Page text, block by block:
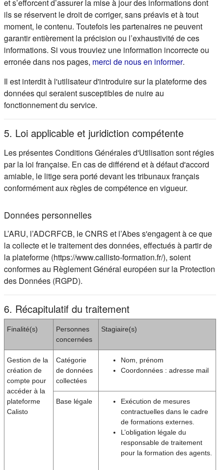
et s’efforcent d’assurer la mise à jour des informations dont
ils se réservent le droit de corriger, sans préavis et à tout
moment, le contenu. Toutefois les partenaires ne peuvent
garantir entièrement la précision ou l’exhaustivité de ces
informations. Si vous trouviez une information incorrecte ou
erronée dans nos pages, merci de nous en informer(s'ouvre
.
Il est interdit à l'utilisateur d'introduire sur la plateforme des
données qui seraient susceptibles de nuire au
fonctionnement du service.
5. Loi applicable et juridiction compétente
Les présentes Conditions Générales d'Utilisation sont régies
par la loi française. En cas de différend et à défaut d'accord
amiable, le litige sera porté devant les tribunaux français
conformément aux règles de compétence en vigueur.
Données personnelles
L’ARU, l’ADCRFCB, le CNRS et l’Abes s'engagent à ce que
la collecte et le traitement des données, effectués à partir de
la plateforme (https://www.callisto-formation.fr/), soient
conformes au Règlement Général européen sur la Protection
des Données (RGPD).
6. Récapitulatif du traitement
Finalité(s)
Personnes
concernées
Stagiaire(s)
Gestion de la
création de
compte pour
accéder à la
plateforme
Calisto
Catégorie
de données
collectées
Nom, prénom
Coordonnées : adresse mail
Base légale
Exécution de mesures
contractuelles dans le cadre
de formations externes.
L’obligation légale du
responsable de traitement
pour la formation des agents.